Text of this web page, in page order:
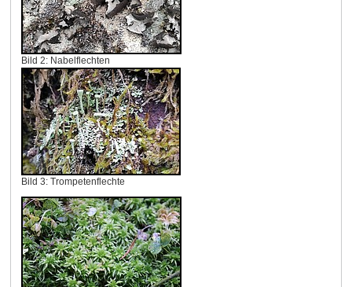
Bild 2: Nabelflechten
Bild 3: Trompetenflechte